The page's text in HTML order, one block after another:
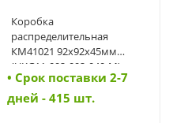
Коробка
распределительная
КМ41021 92х92х45мм
(UKG11-092-092-040-M)
(UKG11-092-092-040-M)
• Cрок поставки 2-7
дней - 415 шт.